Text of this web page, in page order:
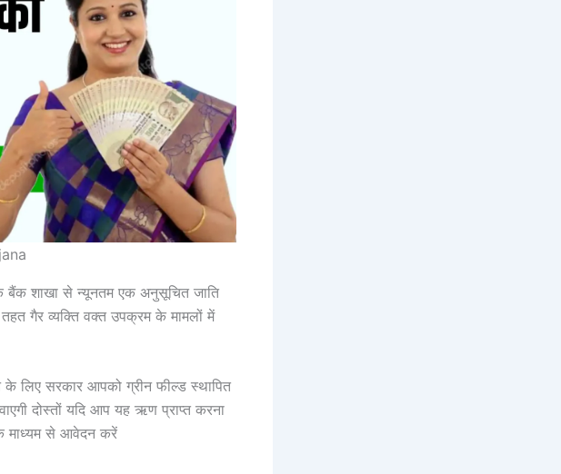
बैंक शाखा से न्यूनतम एक अनुसूचित जाति
गैर व्यक्ति वक्त उपक्रम के मामलों में
के लिए सरकार आपको ग्रीन फील्ड स्थापित
दोस्तों यदि आप यह ऋण प्राप्त करना
माध्यम से आवेदन करें